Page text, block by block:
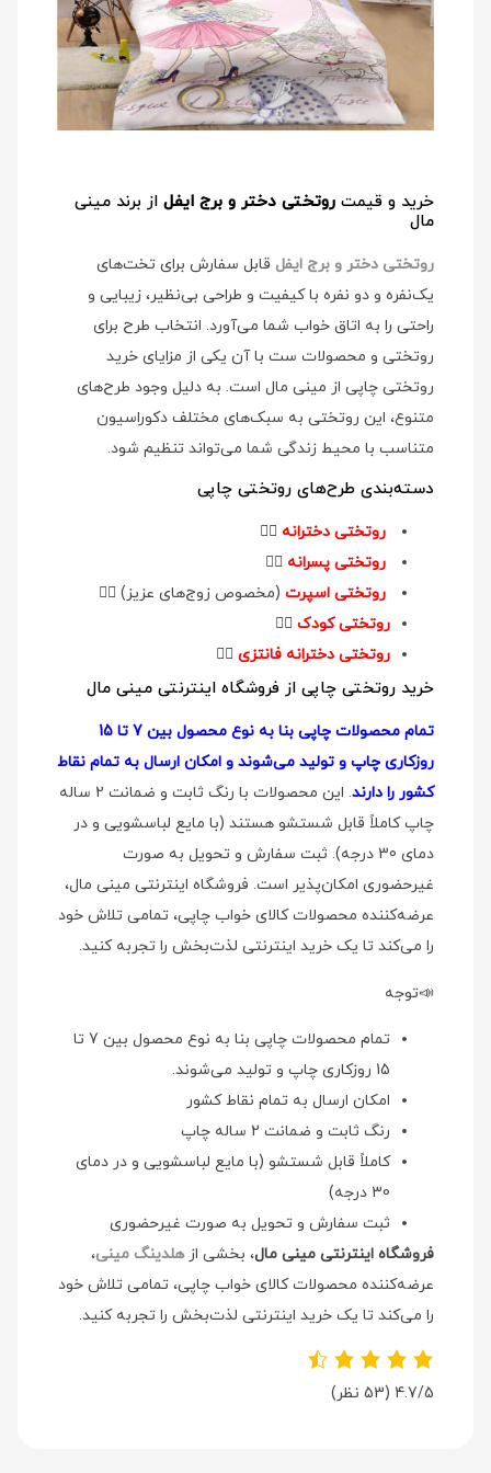
خرید و قیمت روتختی دختر و برج ایفل از برند مینی
مال
روتختی دختر و برج ایفل قابل سفارش برای تخت‌های
یک‌نفره و دو نفره با کیفیت و طراحی بی‌نظیر، زیبایی و
راحتی را به اتاق خواب شما می‌آورد. انتخاب طرح برای
روتختی و محصولات ست با آن یکی از مزایای خرید
روتختی چاپی از مینی مال است. به دلیل وجود طرح‌های
متنوع، این روتختی به سبک‌های مختلف دکوراسیون
متناسب با محیط زندگی شما می‌تواند تنظیم شود.
دسته‌بندی طرح‌های روتختی چاپی
روتختی دخترانه 👉🏻
روتختی پسرانه 👉🏻
روتختی اسپرت (مخصوص زوج‌های عزیز) 👉🏻
روتختی کودک 👉🏻
روتختی دخترانه فانتزی 👉🏻
خرید روتختی چاپی از فروشگاه اینترنتی مینی مال
تمام محصولات چاپی بنا به نوع محصول بین 7 تا 15
روزکاری چاپ و تولید می‌شوند و امکان ارسال به تمام نقاط
کشور را دارند
. این محصولات با رنگ ثابت و ضمانت 2 ساله
چاپ کاملاً قابل شستشو هستند (با مایع لباسشویی و در
دمای 30 درجه). ثبت سفارش و تحویل به صورت
غیرحضوری امکان‌پذیر است. فروشگاه اینترنتی مینی مال،
عرضه‌کننده محصولات کالای خواب چاپی، تمامی تلاش خود
را می‌کند تا یک خرید اینترنتی لذت‌بخش را تجربه کنید.
📣توجه
تمام محصولات چاپی بنا به نوع محصول بین 7 تا
15 روزکاری چاپ و تولید می‌شوند.
امکان ارسال به تمام نقاط کشور
رنگ ثابت و ضمانت 2 ساله چاپ
کاملاً قابل شستشو (با مایع لباسشویی و در دمای
30 درجه)
ثبت سفارش و تحویل به صورت غیرحضوری
فروشگاه اینترنتی مینی مال، بخشی ازهلدینگ مینی،
عرضه‌کننده محصولات کالای خواب چاپی، تمامی تلاش خود
را می‌کند تا یک خرید اینترنتی لذت‌بخش را تجربه کنید.
4.7/5 (53 نظر)